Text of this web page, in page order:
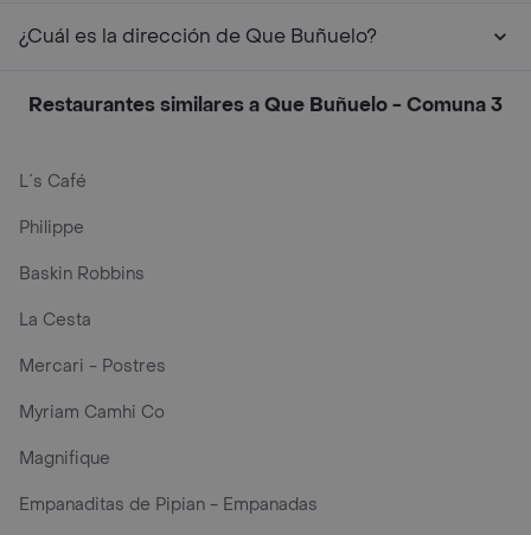
¿Cuál es la dirección de Que Buñuelo?
Restaurantes similares a Que Buñuelo - Comuna 3
L´s Café
Philippe
Baskin Robbins
La Cesta
Mercari - Postres
Myriam Camhi Co
Magnifique
Empanaditas de Pipian - Empanadas